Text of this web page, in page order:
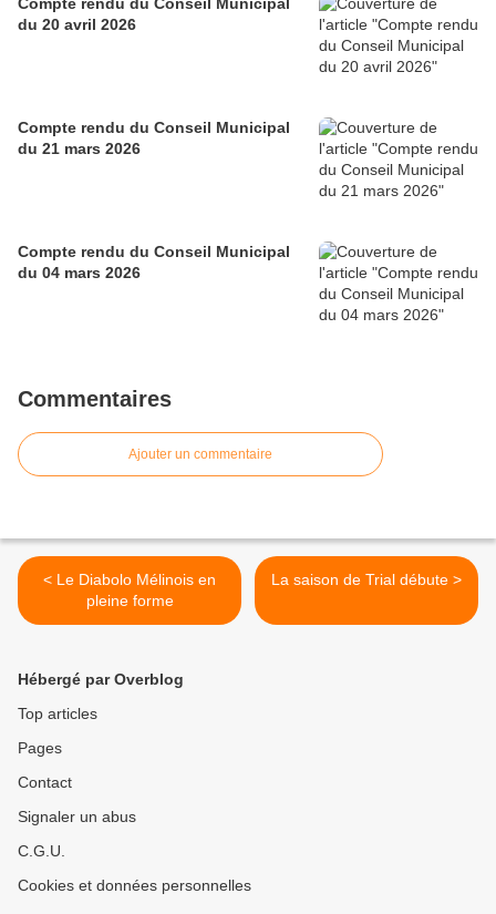
du 20 avril 2026
Compte rendu du Conseil Municipal
du 21 mars 2026
Compte rendu du Conseil Municipal
du 04 mars 2026
Commentaires
Ajouter un commentaire
< Le Diabolo Mélinois en
pleine forme
La saison de Trial débute >
Hébergé par Overblog
Top articles
Pages
Contact
Signaler un abus
C.G.U.
Cookies et données personnelles